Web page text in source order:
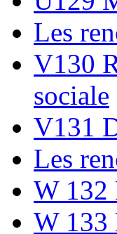
Les
V130
sociale
V131
Les
W 132
W 133